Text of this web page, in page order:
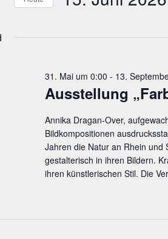
Aus­stel­lung
31. Mai um 0:00 - 13.
Annika Dragan-Over,
Bildkompositionen
Jahren die Natur an Rhein und
gestalterisch in ihren Bildern.
ihren künstlerischen Stil. Die